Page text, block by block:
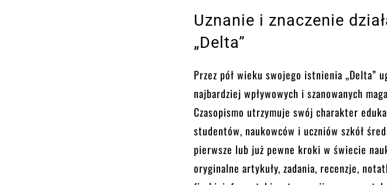
Uznanie i znaczenie
„Delta”
Przez pół wieku swojego istnienia „Delta”
najbardziej wpływowych i szanowanych
Czasopismo utrzymuje swój charakter
studentów, naukowców i uczniów szkół
pierwsze lub już pewne kroki w świecie
oryginalne artykuły, zadania, recenzje,